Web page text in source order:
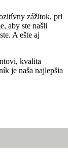
zážitok, pri
aby ste našli
A ešte aj
kvalita
je naša najlepšia